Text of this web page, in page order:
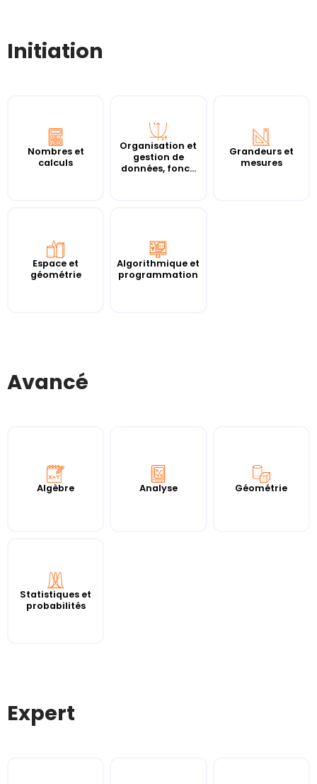
Initiation
Nombres et
calculs
Organisation et
gestion de
données, fonc...
Grandeurs et
mesures
Espace et
géométrie
Algorithmique et
programmation
Avancé
Algèbre Analyse Géométrie
Statistiques et
probabilités
Expert